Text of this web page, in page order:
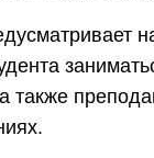
также